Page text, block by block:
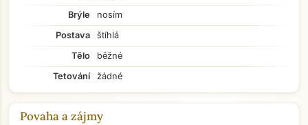
Brýle
nosím
Postava
štíhlá
Tělo
běžné
Tetování
žádné
Povaha a zájmy